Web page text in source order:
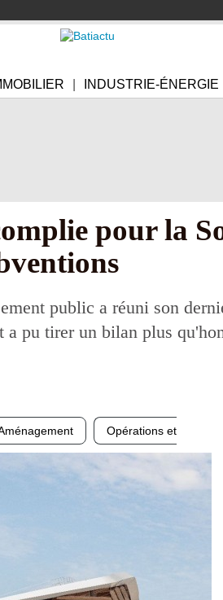
INDUSTRIE-ÉNERGIE
pour la
public a réuni son
pu tirer un bilan plus
Opérations et